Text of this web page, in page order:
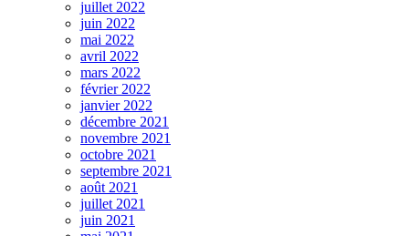
juillet 2022
juin 2022
mai 2022
avril 2022
mars 2022
février 2022
janvier 2022
décembre 2021
novembre 2021
octobre 2021
septembre 2021
août 2021
juillet 2021
juin 2021